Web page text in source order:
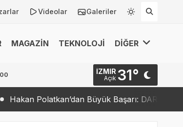
Videolar Galeriler
MAGAZİN TEKNOLOJİ DİĞER
İZMIR
Açık 31°
Büyük Başarı: DARPA Lift Challenge’da